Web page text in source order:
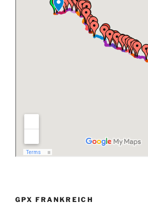
GPX FRANKREICH